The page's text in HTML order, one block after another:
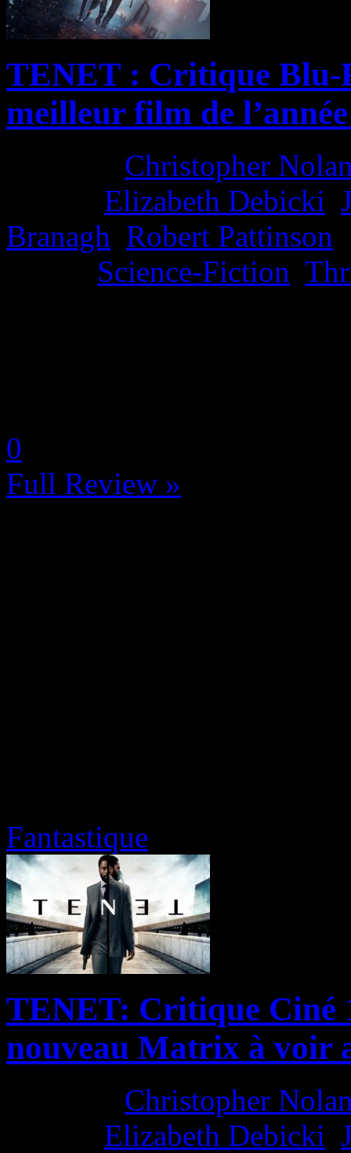
TENET : Critique Blu-
meilleur film de
Christopher
Elizabeth Debicki
Branagh Robert Pattinson
Science-Fiction
0
Full Review »
Fantastique
TENET: Critique Ciné
nouveau Matrix à voir
Christopher
Elizabeth Debicki